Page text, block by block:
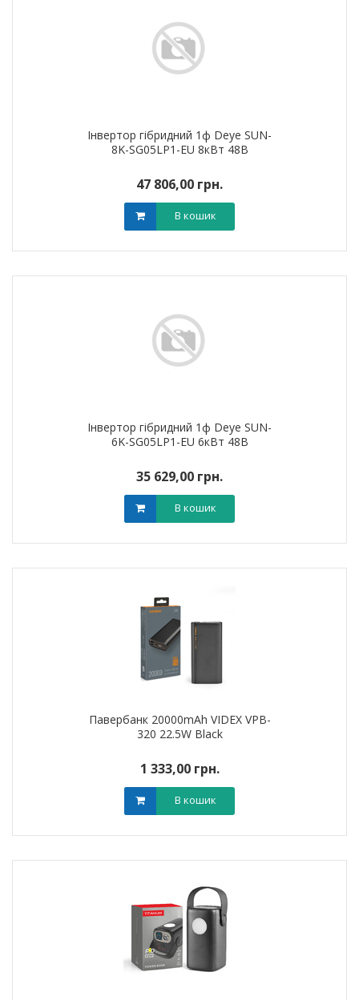
Інвертор гібридний 1ф Deye SUN-
8K-SG05LP1-EU 8кВт 48В
47 806,00 грн.
В кошик
Інвертор гібридний 1ф Deye SUN-
6K-SG05LP1-EU 6кВт 48В
35 629,00 грн.
В кошик
Павербанк 20000mAh VIDEX VPB-
320 22.5W Black
1 333,00 грн.
В кошик